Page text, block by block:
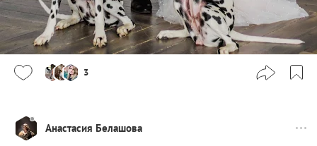
3
Анастасия Белашова